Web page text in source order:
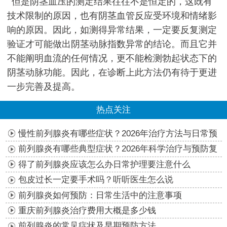
技术限制的原因，也有阴茎血管反应受环境和情绪影
响的原因。因此，如测得异常结果，一定要反复测定
验证才可能做出阴茎动脉指数异常的结论。而且它并
不能阐明血流的任何情况，更不能检测勃起状态下的
阴茎动脉功能。因此，在诊断上此方法仍有待于更进
一步完善及提高。
热点关注
慢性前列腺炎有哪些症状？2026年治疗方法与日常预
防指南
前列腺炎有哪些典型症状？2026年科学治疗与预防复
发指南
得了前列腺炎应该怎么办日常护理要注意什么
包皮过长一定要手术吗？听听医生怎么说
前列腺炎如何预防：日常生活中的注意事项
重庆前列腺炎治疗费用大概是多少钱